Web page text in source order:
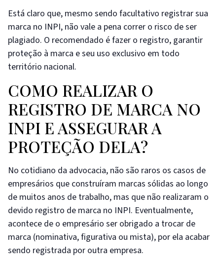
Está claro que, mesmo sendo facultativo registrar sua
marca no INPI, não vale a pena correr o risco de ser
plagiado. O recomendado é fazer o registro, garantir
proteção à marca e seu uso exclusivo em todo
território nacional.
COMO REALIZAR O
REGISTRO DE MARCA NO
INPI E ASSEGURAR A
PROTEÇÃO DELA?
No cotidiano da advocacia, não são raros os casos de
empresários que construíram marcas sólidas ao longo
de muitos anos de trabalho, mas que não realizaram o
devido registro de marca no INPI. Eventualmente,
acontece de o empresário ser obrigado a trocar de
marca (nominativa, figurativa ou mista), por ela acabar
sendo registrada por outra empresa.